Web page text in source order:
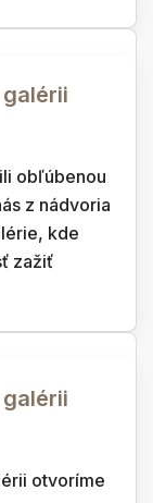
obľúbenou
z nádvoria
kde
zažiť
otvoríme